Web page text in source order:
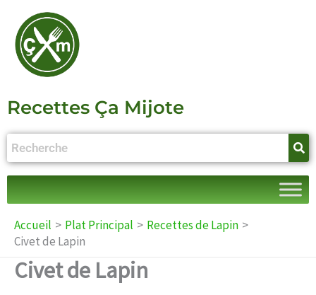
contenu
Recettes Ça Mijote
Accueil Plat Principal
Recettes de Lapin
Civet de Lapin
Civet de Lapin